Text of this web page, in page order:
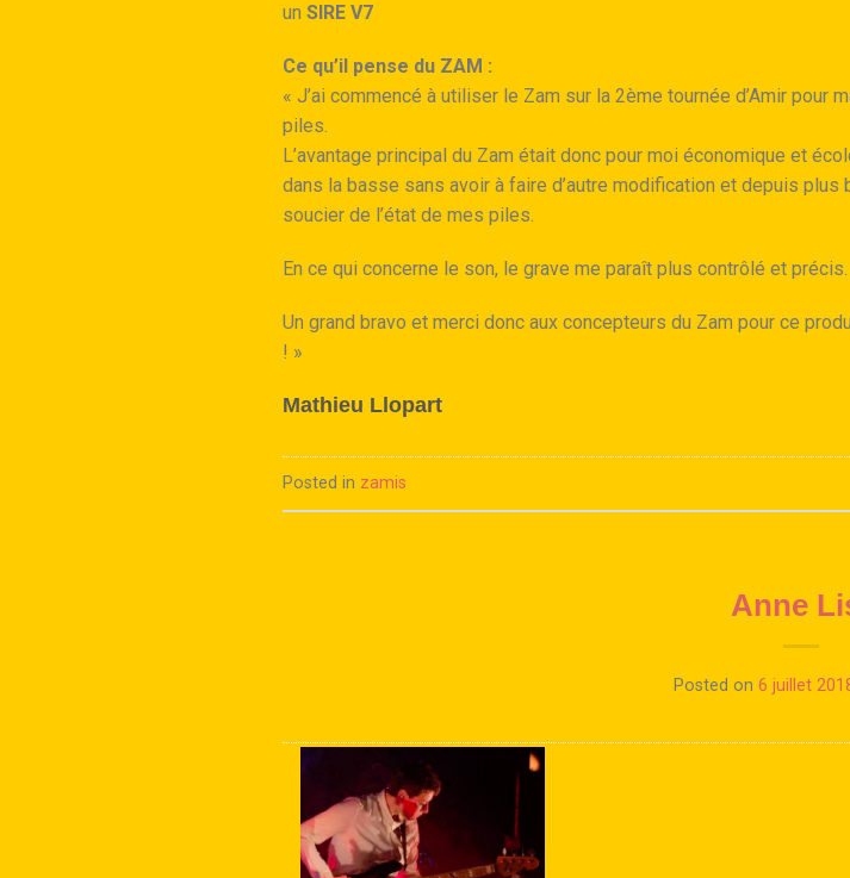
un SIRE V7
Ce qu’il pense du ZAM :
« J’ai commencé à utiliser le Zam sur la 2ème tournée d’Amir pour
piles.
L’avantage principal du Zam était donc pour moi économique et
dans la basse sans avoir à faire d’autre modification et depuis
soucier de l’état de mes piles.
En ce qui concerne le son, le grave me paraît plus contrôlé et précis.
Un grand bravo et merci donc aux concepteurs du Zam pour ce
! »
Mathieu Llopart
Posted in zamis
Anne
Posted on 6 juillet